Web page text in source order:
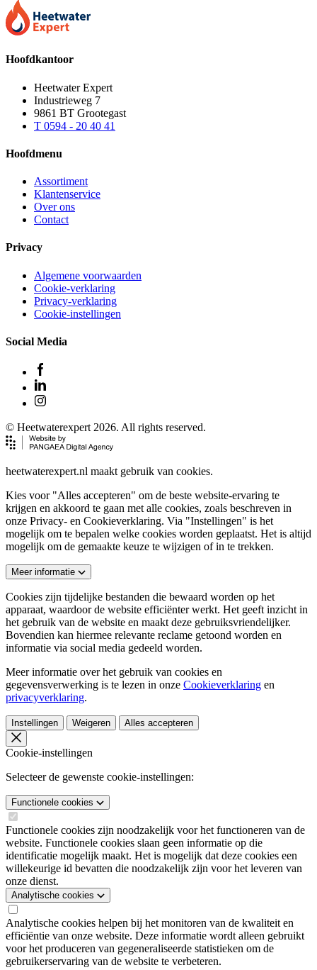
Hoofdkantoor
Heetwater Expert
Industrieweg 7
9861 BT Grootegast
T 0594 - 20 40 41
Hoofdmenu
Assortiment
Klantenservice
Over ons
Contact
Privacy
Algemene voorwaarden
Cookie-verklaring
Privacy-verklaring
Cookie-instellingen
Social Media
© Heetwaterexpert 2026. All rights reserved.
heetwaterexpert.nl maakt gebruik van cookies.
Kies voor "Alles accepteren" om de beste website-ervaring te
krijgen en akkoord te gaan met alle cookies, zoals beschreven in
onze Privacy- en Cookieverklaring. Via "Instellingen" is het
mogelijk om te bepalen welke cookies worden geplaatst. Het is altijd
mogelijk om de gemaakte keuze te wijzigen of in te trekken.
Meer informatie
Cookies zijn tijdelijke bestanden die bewaard worden op het
apparaat, waardoor de website efficiënter werkt. Het geeft inzicht in
het gebruik van de website en maakt deze gebruiksvriendelijker.
Bovendien kan hiermee relevante reclame getoond worden en
informatie via social media gedeeld worden.
Meer informatie over het gebruik van cookies en
gegevensverwerking is te lezen in onze Cookieverklaring en
privacyverklaring.
Instellingen Weigeren Alles accepteren
Cookie-instellingen
Selecteer de gewenste cookie-instellingen:
Functionele cookies
Functionele cookies zijn noodzakelijk voor het functioneren van de
website. Functionele cookies slaan geen informatie op die
identificatie mogelijk maakt. Het is mogelijk dat deze cookies een
willekeurige id bevatten die noodzakelijk zijn voor het leveren van
onze dienst.
Analytische cookies
Analytische cookies helpen bij het monitoren van de kwaliteit en
efficiëntie van onze website. Deze informatie wordt alleen gebruikt
voor het produceren van gegeneraliseerde statistieken om de
gebruikerservaring van de website te verbeteren.